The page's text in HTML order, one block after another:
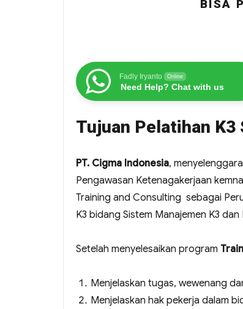
BISA
Fadly Iryanto Online
Need Help? Chat with us
Tujuan Pelatihan K3
PT. Cigma Indonesia,
Pengawasan Ketenagakerjaan
Training and Consulting sebagai
K3 bidang Sistem Manajemen K3 dan
Setelah menyelesaikan program
Menjelaskan tugas, wewenang
Menjelaskan hak pekerja dalam